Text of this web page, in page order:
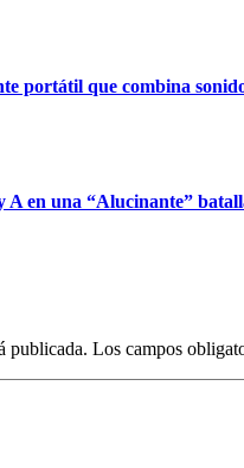
portátil que combina
A en una “Alucinante”
publicada. Los campos